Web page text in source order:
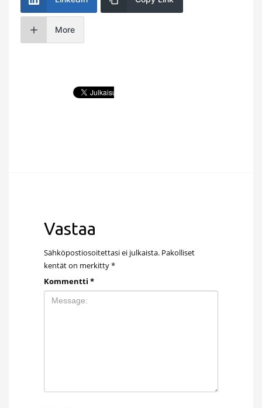
More
Vastaa
Sähköpostiosoitettasi ei julkaista. Pakolliset
kentät on merkitty*
Kommentti *